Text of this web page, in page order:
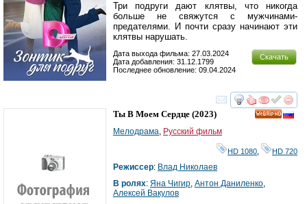
Три подруги дают клятвы, что никогда
больше не свяжутся с мужчинами-
предателями. И почти сразу начинают эти
клятвы нарушать.
Скачать
Дата выхода фильма: 27.03.2024
Дата добавления: 31.12.1799
Последнее обновление: 09.04.2024
смотреть
Ты В Моем Сердце (2023)
Мелодрама, Русский фильм
HD 1080 HD 720
Режиссер: Влад Николаев
В ролях: Яна Чигир, Антон Даниленко,
Алексей Вакулов